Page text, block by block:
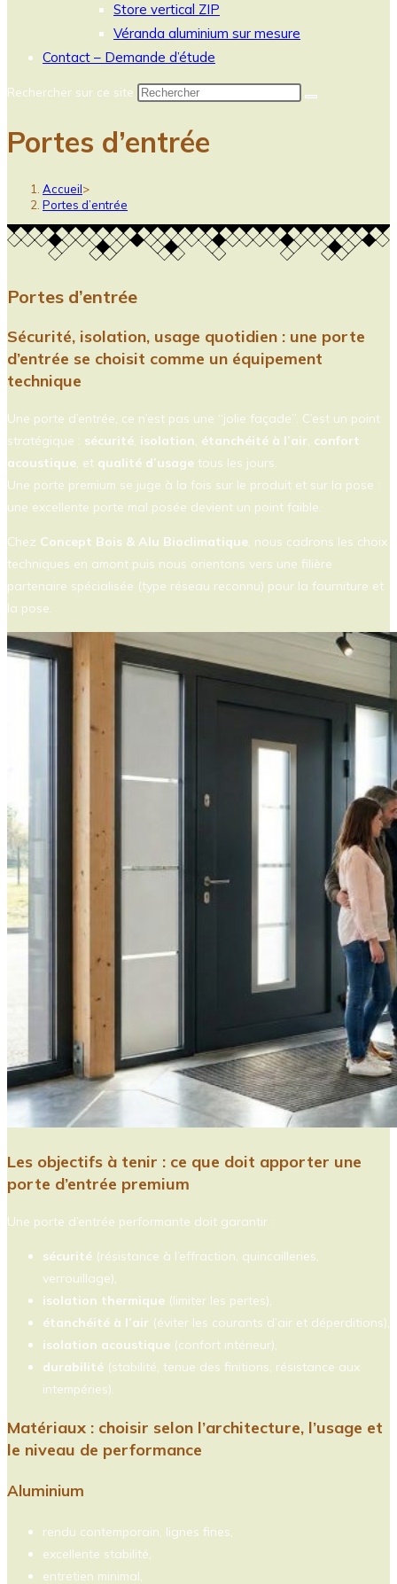
Store vertical ZIP
Véranda aluminium sur mesure
Contact – Demande d’étude
Rechercher sur ce site
Portes d’entrée
Accueil>
Portes d’entrée
Portes d’entrée
Sécurité, isolation, usage quotidien : une porte
d’entrée se choisit comme un équipement
technique
Une porte d’entrée, ce n’est pas une “jolie façade”. C’est un point
stratégique : sécurité, isolation, étanchéité à l’air, confort
acoustique, et qualité d’usage tous les jours.
Une porte premium se juge à la fois sur le produit et sur la pose :
une excellente porte mal posée devient un point faible.
Chez Concept Bois & Alu Bioclimatique, nous cadrons les choix
techniques en amont puis nous orientons vers une filière
partenaire spécialisée (type réseau reconnu) pour la fourniture et
la pose.
Les objectifs à tenir : ce que doit apporter une
porte d’entrée premium
Une porte d’entrée performante doit garantir :
sécurité (résistance à l’effraction, quincailleries,
verrouillage),
isolation thermique (limiter les pertes),
étanchéité à l’air (éviter les courants d’air et déperditions),
isolation acoustique (confort intérieur),
durabilité (stabilité, tenue des finitions, résistance aux
intempéries).
Matériaux : choisir selon l’architecture, l’usage et
le niveau de performance
Aluminium
rendu contemporain, lignes fines,
excellente stabilité,
entretien minimal,